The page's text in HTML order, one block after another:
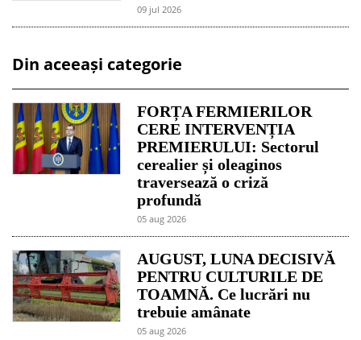
09 jul 2026
Din aceeași categorie
FORȚA FERMIERILOR
CERE INTERVENȚIA
PREMIERULUI: Sectorul
cerealier și oleaginos
traversează o criză
profundă
05 aug 2026
AUGUST, LUNA DECISIVĂ
PENTRU CULTURILE DE
TOAMNĂ. Ce lucrări nu
trebuie amânate
05 aug 2026